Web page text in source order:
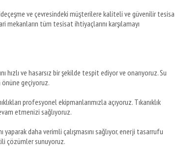
ve çevresindeki müşterilere kaliteli ve güvenilir
tüm tesisat ihtiyaçlarını karşılamayı
hızlı ve hasarsız bir şekilde tespit ediyor ve onarıyoruz. Su
önüne geçiyoruz.
profesyonel ekipmanlarımızla açıyoruz. Tıkanıklık
etmenizi sağlıyoruz.
daha verimli çalışmasını sağlıyor, enerji tasarrufu
çözümler sunuyoruz.